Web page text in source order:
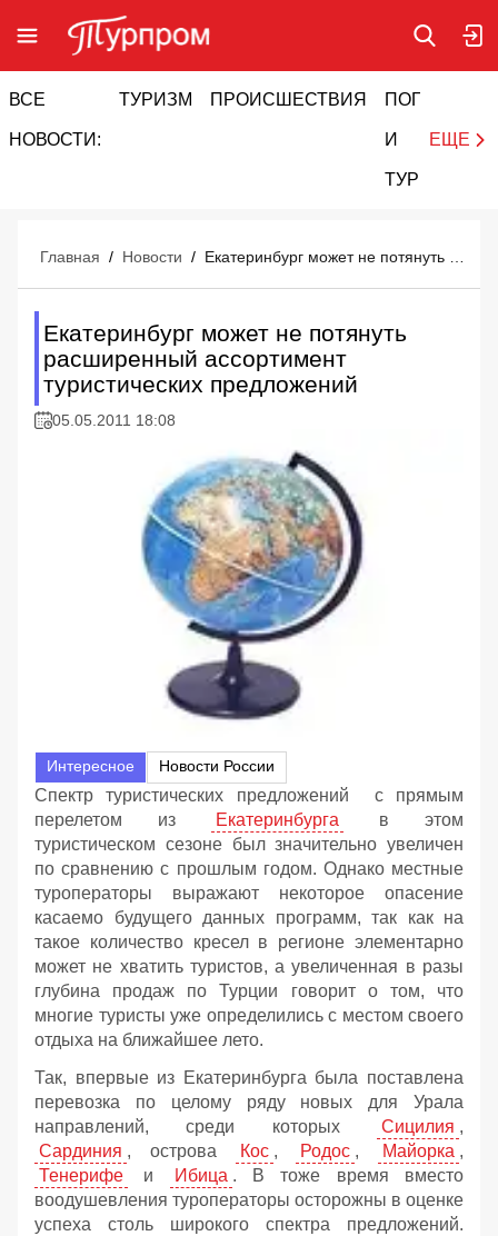
ВСЕ
НОВОСТИ:
ТУРИЗМ ПРОИСШЕСТВИЯ ПОГОДА
И
ТУРИЗМ
ЕЩЕ
Главная / Новости /
Екатеринбург может не потянуть
расширенный ассортимент
туристических предложений
05.05.2011 18:08
Интересное Новости России
Спектр туристических предложений с прямым
перелетом из
Екатеринбурга
в этом
туристическом сезоне был значительно увеличен
по сравнению с прошлым годом. Однако местные
туроператоры выражают некоторое опасение
касаемо будущего данных программ, так как на
такое количество кресел в регионе элементарно
может не хватить туристов, а увеличенная в разы
глубина продаж по Турции говорит о том, что
многие туристы уже определились с местом своего
отдыха на ближайшее лето.
Так, впервые из Екатеринбурга была поставлена
перевозка по целому ряду новых для Урала
направлений, среди которых
Сицилия ,
Сардиния , острова Кос , Родос , Майорка ,
Тенерифе
и Ибица . В тоже время вместо
воодушевления туроператоры осторожны в оценке
успеха столь широкого спектра предложений.